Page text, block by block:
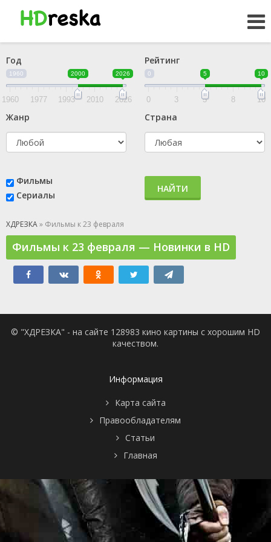
Год
1960 2000 2026
1960 1977 1993 2010 2026
Рейтинг
0 5 10
0 3 5 8 10
Жанр Страна
Фильмы
Сериалы
НАЙТИ
ХДРЕЗКА» Фильмы к 23 февраля
Фильмы к 23 февраля — Новинки в HD
© "ХДРЕЗКА" - на сайте 128983 кино картины с хорошим HD
качеством.
Информация
Карта сайта
Правообладателям
Статьи
Главная